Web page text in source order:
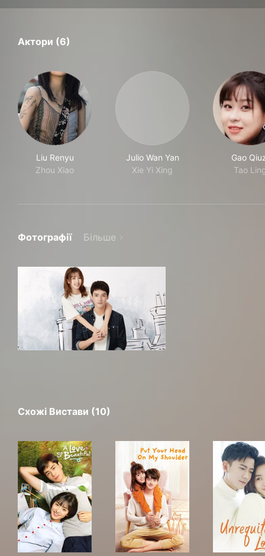
Актори (6)
Liu Renyu
Zhou Xiao
Julio Wan Yan
Xie Yi Xing
Gao
Tao
Фотографії Більше
Схожі Вистави (10)